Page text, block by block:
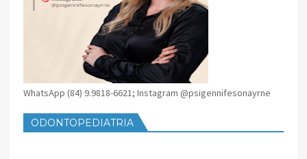
WhatsApp (84) 9.9818-6621; Instagram @psigennifesonayrne
ODONTOPEDIATRIA